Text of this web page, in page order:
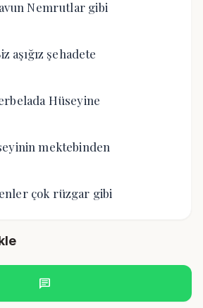
Nemrutlar gibi
aşığız şehadete
Hüseyine
mektebinden
çok rüzgar gibi
chat